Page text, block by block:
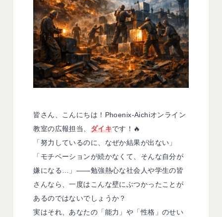
皆さん、こんにちは！Phoenix-Aichiオンライン
教室の広報担当、 ダイキです！🔥
「努力しているのに、なぜか結果が出ない」
「モチベーションが続かなくて、そんな自分が
嫌になる…」——勉強熱心な社会人や学生の皆
さんなら、一度はこんな壁にぶつかったことが
あるのではないでしょうか？
実はそれ、あなたの「能力」や「性格」のせい